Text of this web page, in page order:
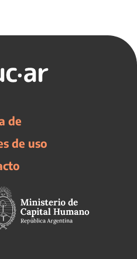
de
de uso